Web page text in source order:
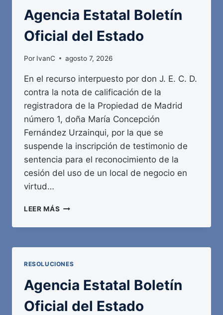
Agencia Estatal Boletín
Oficial del Estado
Por IvanC agosto 7, 2026
En el recurso interpuesto por don J. E. C. D.
contra la nota de calificación de la
registradora de la Propiedad de Madrid
número 1, doña María Concepción
Fernández Urzainqui, por la que se
suspende la inscripción de testimonio de
sentencia para el reconocimiento de la
cesión del uso de un local de negocio en
virtud…
LEER MÁS AGENCIA
BOLETÍN
DEL
RESOLUCIONES
Agencia Estatal Boletín
Oficial del Estado